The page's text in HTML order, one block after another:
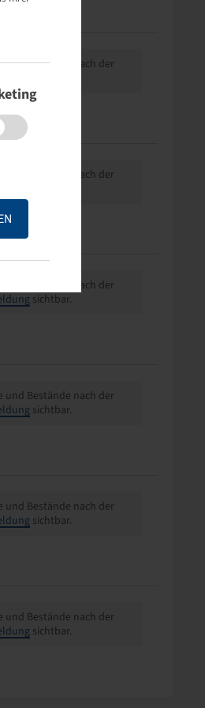
und Bestände nach der
und Bestände nach der
und Bestände nach der
sichtbar.
und Bestände nach der
sichtbar.
und Bestände nach der
sichtbar.
und Bestände nach der
sichtbar.